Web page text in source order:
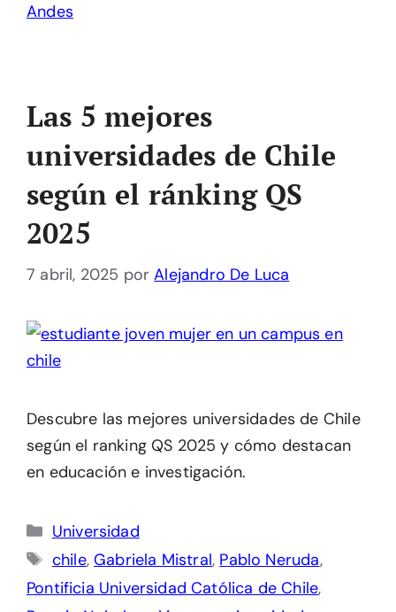
Andes
Las 5 mejores
universidades de Chile
según el ránking QS
2025
7 abril, 2025 porAlejandro De Luca
Descubre las mejores universidades de Chile
según el ranking QS 2025 y cómo destacan
en educación e investigación.
Categorías
Universidad
Etiquetas
chile,Gabriela Mistral, Pablo Neruda,
Pontificia Universidad Católica de Chile,